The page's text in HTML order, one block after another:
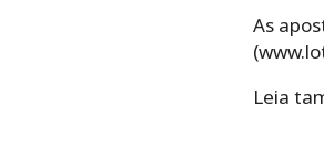
As
Leia